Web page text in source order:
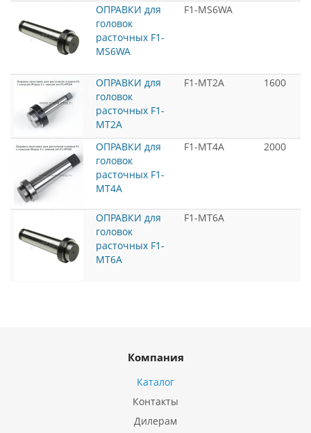
ОПРАВКИ для
головок
расточных F1-
MS6WA
F1-MS6WA
ОПРАВКИ для
головок
расточных F1-
MT2A
F1-MT2A 1600
ОПРАВКИ для
головок
расточных F1-
MT4A
F1-MT4A 2000
ОПРАВКИ для
головок
расточных F1-
MT6A
F1-MT6A
Компания
Каталог
Контакты
Дилерам